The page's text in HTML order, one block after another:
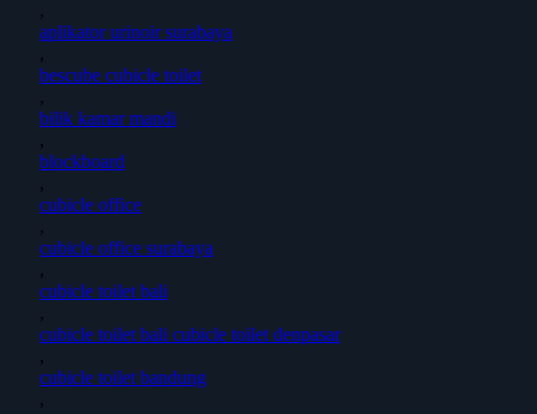
,
aplikator urinoir surabaya
,
bescube cubicle toilet
,
bilik kamar mandi
,
blockboard
,
cubicle office
,
cubicle office surabaya
,
cubicle toilet bali
,
cubicle toilet bali cubicle toilet denpasar
,
cubicle toilet bandung
,